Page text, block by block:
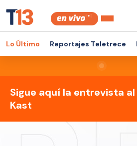
Lo Último Reportajes Teletrece
Sigue aquí la entrevista
Kast